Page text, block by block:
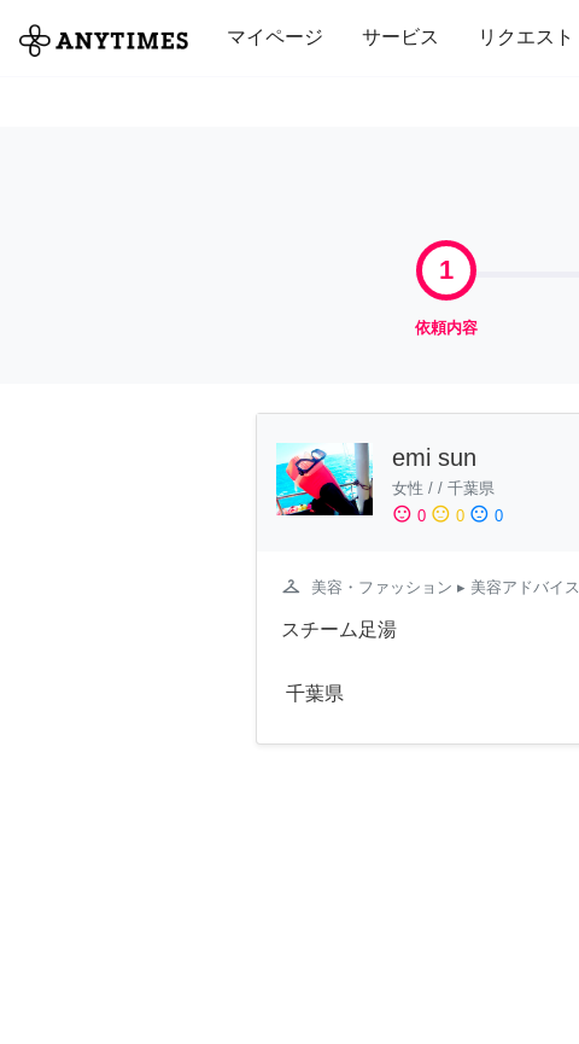
マイページ サービス リクエスト
全て 修理・組立 家事 引っ越し
1
依頼内容
emi sun
女性 / / 千葉県
sentiment_satisfied 0 sentiment_neutral 0 sentiment_dissatisfied 0
checkroom 美容・ファッション ▸ 美容アドバイス
スチーム足湯
千葉県